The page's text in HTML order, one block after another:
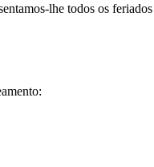
lhe todos os feriados